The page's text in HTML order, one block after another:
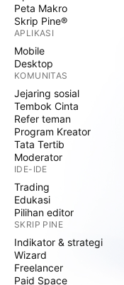
Peta Makro
Skrip Pine®
APLIKASI
Mobile
Desktop
KOMUNITAS
Jejaring sosial
Tembok Cinta
Refer teman
Program Kreator
Tata Tertib
Moderator
IDE-IDE
Trading
Edukasi
Pilihan editor
SKRIP PINE
Indikator & strategi
Wizard
Freelancer
Paid Space